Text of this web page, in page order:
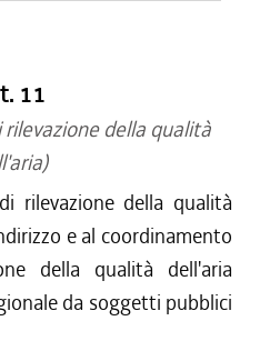
11
della qualità
rilevazione della qualità
e al coordinamento
della qualità dell'aria
da soggetti pubblici